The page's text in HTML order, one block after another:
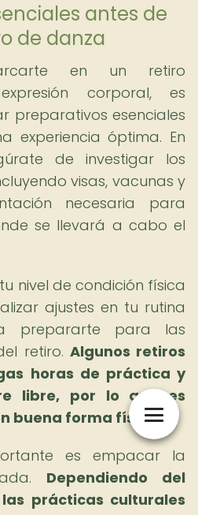
antes de
de danza
en un retiro
corporal, es
preparativos esenciales
experiencia óptima. En
de investigar los
visas, vacunas y
necesaria para
se llevará a cabo el
nivel de condición física
ajustes en tu rutina
prepararte para las
retiro. Algunos retiros
horas de práctica y
libre, por lo que es
buena forma física.
es empacar la
Dependiendo del
prácticas culturales